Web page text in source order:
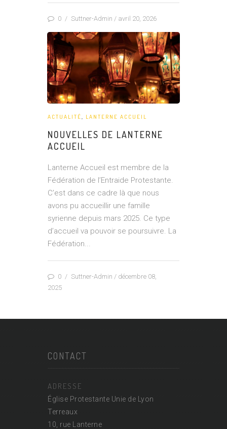
0 / Suttner-Admin / avril 20, 2026
ACTUALITÉ, LANTERNE ACCUEIL
NOUVELLES DE LANTERNE
ACCUEIL
Lanterne Accueil est membre de la
Fédération de l’Entraide Protestante.
C’est dans ce cadre là que nous
avons pu accueillir une famille
syrienne depuis mars 2025. Ce type
d’accueil va pouvoir se poursuivre. La
Fédération...
0 / Suttner-Admin / décembre 08,
2025
CONTACT
ADRESSE
Église Protestante Unie de Lyon
Terreaux
10, rue Lanterne